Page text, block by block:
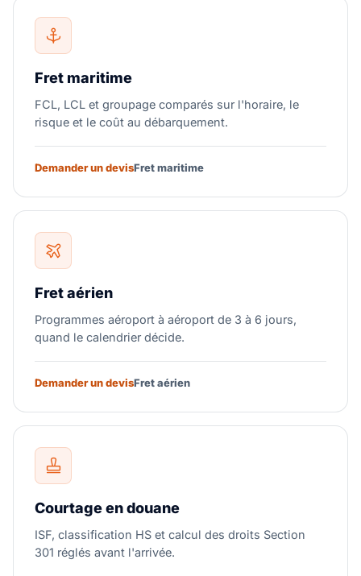
d'entrepôt sous douane. Le service de conseil en chaîne
d'approvisionnement de Suaid Global fournit une
analyse complète de l'exposition tarifaire.
Fret maritime
FCL, LCL et groupage comparés sur l'horaire, le
risque et le coût au débarquement.
Demander un devisFret maritime
Fret aérien
Programmes aéroport à aéroport de 3 à 6 jours,
quand le calendrier décide.
Demander un devisFret aérien
Courtage en douane
ISF, classification HS et calcul des droits Section
301 réglés avant l'arrivée.